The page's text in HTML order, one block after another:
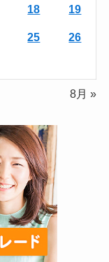
18 19
25 26
8月 »